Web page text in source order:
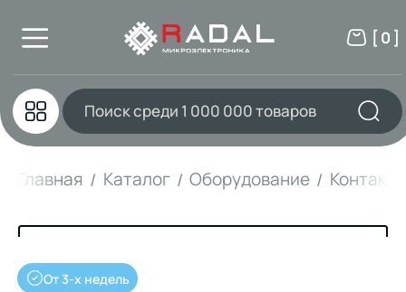
[ 0 ]
Главная Каталог Оборудование
От 3-х недель